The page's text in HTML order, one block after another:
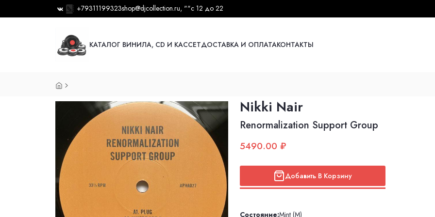
+79311199323shop@djcollection.ru, ""с 12 до 22
КАТАЛОГ ВИНИЛА, CD И КАССЕТДОСТАВКА И ОПЛАТАКОНТАКТЫ
Nikki Nair
Renormalization Support Group
5490.00 ₽
Добавить В Корзину
Состояние:Mint (M)